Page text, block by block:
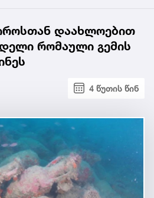
დაახლოებით
რომაული გემის
4 წუთის წინ